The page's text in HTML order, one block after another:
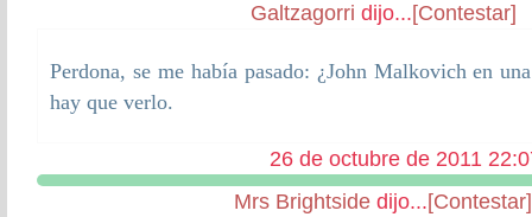
Galtzagorri dijo...[Contestar]
Perdona, se me había pasado: ¿John Malkovich en
hay que verlo.
26 de octubre de 2011
Mrs Brightside dijo...[Contestar]